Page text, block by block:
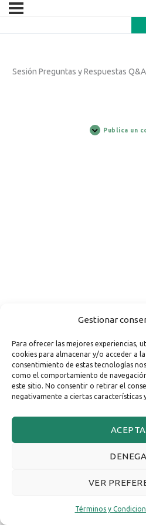
Gestionar
Para ofrecer las mejores experiencias,
cookies para almacenar y/o acceder a
consentimiento de estas tecnologías
como el comportamiento de
este sitio. No consentir o retirar el
negativamente a ciertas características
VER
Términos y
Sesión Preguntas y Respuestas
Publica un